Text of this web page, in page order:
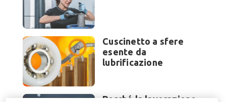
Cuscinetto a sfere
esente da
lubrificazione
Perché la lavorazione